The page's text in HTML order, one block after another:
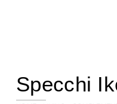
Specchi